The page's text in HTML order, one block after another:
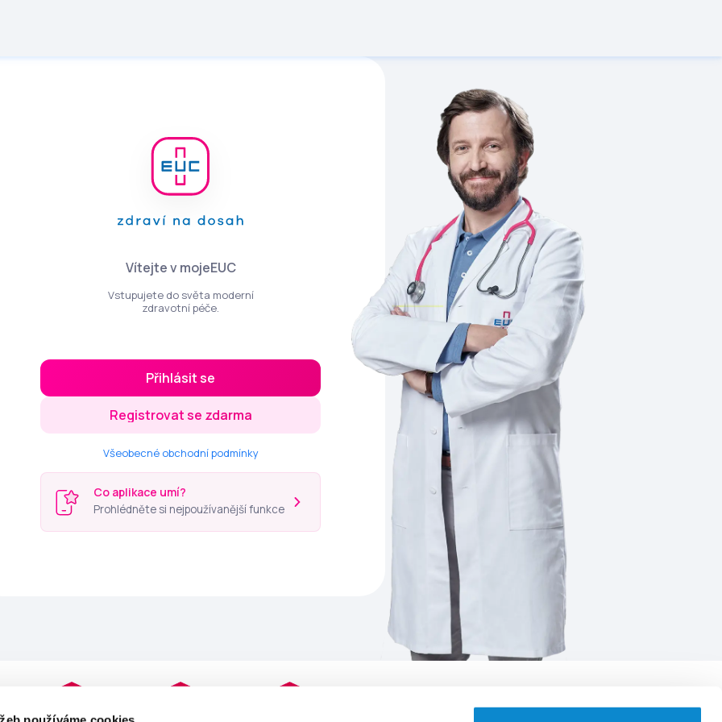
Vítejte v mojeEUC
Vstupujete do světa moderní
zdravotní péče.
Přihlásit se
Registrovat se zdarma
Všeobecné obchodní podmínky
Co aplikace umí?
Prohlédněte si nejpoužívanější funkce